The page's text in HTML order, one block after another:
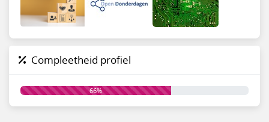
Compleetheid profiel
66%